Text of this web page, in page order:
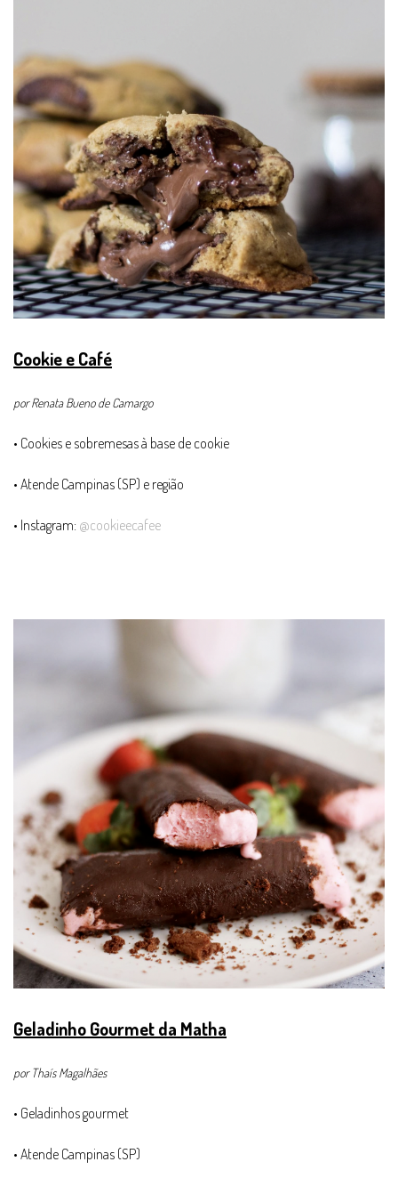
Cookie e Café
por Renata Bueno de Camargo
• Cookies e sobremesas à base de cookie
• Atende Campinas (SP) e região
• Instagram: @cookieecafee
Geladinho Gourmet da Matha
por Thaís Magalhães
• Geladinhos gourmet
• Atende Campinas (SP)